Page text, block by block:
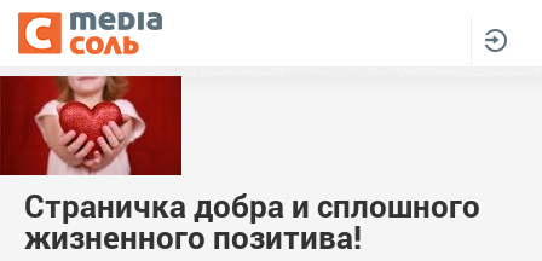
Страничка добра и сплошного
жизненного позитива!